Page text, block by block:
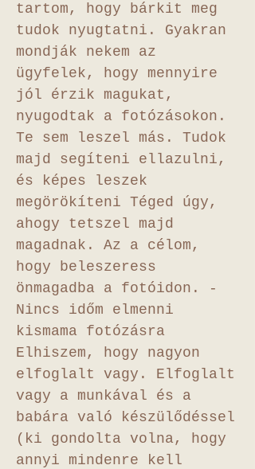
tartom, hogy bárkit meg
tudok nyugtatni. Gyakran
mondják nekem az
ügyfelek, hogy mennyire
jól érzik magukat,
nyugodtak a fotózásokon.
Te sem leszel más. Tudok
majd segíteni ellazulni,
és képes leszek
megörökíteni Téged úgy,
ahogy tetszel majd
magadnak. Az a célom,
hogy beleszeress
önmagadba a fotóidon. -
Nincs időm elmenni
kismama fotózásra
Elhiszem, hogy nagyon
elfoglalt vagy. Elfoglalt
vagy a munkával és a
babára való készülődéssel
(ki gondolta volna, hogy
annyi mindenre kell